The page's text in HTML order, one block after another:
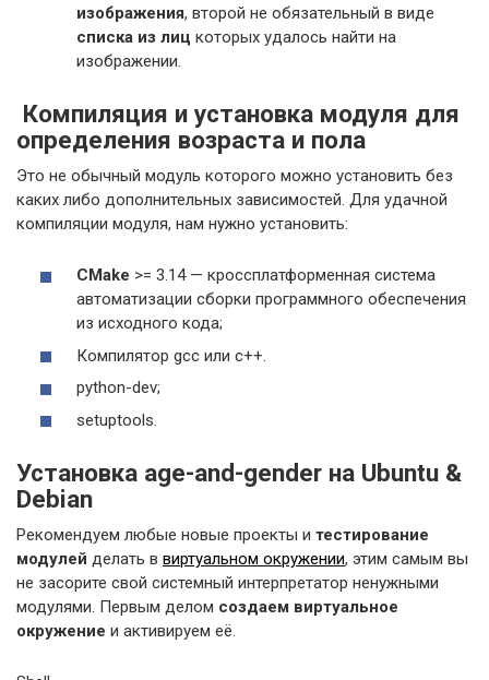
изображения, второй не обязательный в виде
списка из лиц которых удалось найти на
изображении.
Компиляция и установка модуля для
определения возраста и пола
Это не обычный модуль которого можно установить без
каких либо дополнительных зависимостей. Для удачной
компиляции модуля, нам нужно установить:
CMake >= 3.14 — кроссплатформенная система
автоматизации сборки программного обеспечения
из исходного кода;
Компилятор gcc или c++.
python-dev;
setuptools.
Установка age-and-gender на Ubuntu &
Debian
Рекомендуем любые новые проекты и тестирование
модулей делать в виртуальном окружении, этим самым вы
не засорите свой системный интерпретатор ненужными
модулями. Первым делом создаем виртуальное
окружение и активируем её.